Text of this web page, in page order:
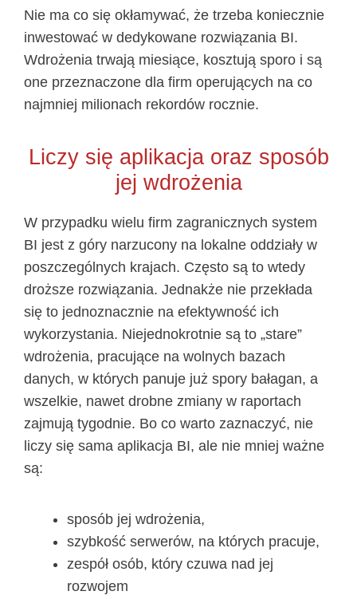
Nie ma co się okłamywać, że trzeba koniecznie
inwestować w dedykowane rozwiązania BI.
Wdrożenia trwają miesiące, kosztują sporo i są
one przeznaczone dla firm operujących na co
najmniej milionach rekordów rocznie.
Liczy się aplikacja oraz sposób
jej wdrożenia
W przypadku wielu firm zagranicznych system
BI jest z góry narzucony na lokalne oddziały w
poszczególnych krajach. Często są to wtedy
droższe rozwiązania. Jednakże nie przekłada
się to jednoznacznie na efektywność ich
wykorzystania. Niejednokrotnie są to „stare”
wdrożenia, pracujące na wolnych bazach
danych, w których panuje już spory bałagan, a
wszelkie, nawet drobne zmiany w raportach
zajmują tygodnie. Bo co warto zaznaczyć, nie
liczy się sama aplikacja BI, ale nie mniej ważne
są:
sposób jej wdrożenia,
szybkość serwerów, na których pracuje,
zespół osób, który czuwa nad jej
rozwojem